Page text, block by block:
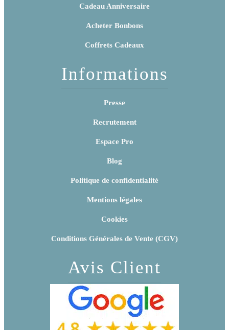
Cadeau Anniversaire
Acheter Bonbons
Coffrets Cadeaux
Informations
Presse
Recrutement
Espace Pro
Blog
Politique de confidentialité
Mentions légales
Cookies
Conditions Générales de Vente (CGV)
Avis Client